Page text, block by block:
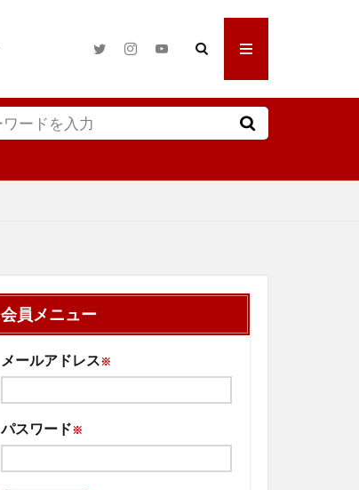
会員メニュー
メールアドレス※
パスワード※